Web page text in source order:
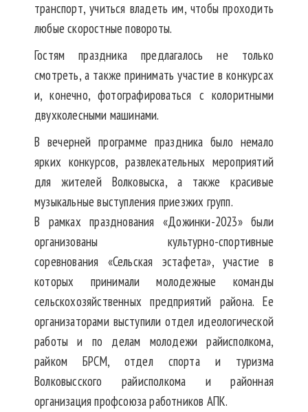
транспорт, учиться владеть им, чтобы проходить
любые скоростные повороты.
Гостям праздника предлагалось не только
смотреть, а также принимать участие в конкурсах
и, конечно, фотографироваться с колоритными
двухколесными машинами.
В вечерней программе праздника было немало
ярких конкурсов, развлекательных мероприятий
для жителей Волковыска, а также красивые
музыкальные выступления приезжих групп.
В рамках празднования «Дожинки-2023» были
организованы культурно-спортивные
соревнования «Сельская эстафета», участие в
которых принимали молодежные команды
сельскохозяйственных предприятий района. Ее
организаторами выступили отдел идеологической
работы и по делам молодежи райисполкома,
райком БРСМ, отдел спорта и туризма
Волковысского райисполкома и районная
организация профсоюза работников АПК.